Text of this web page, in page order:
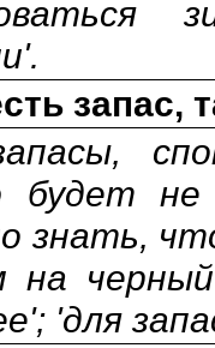
запас,
будет не
знать,
на
'для